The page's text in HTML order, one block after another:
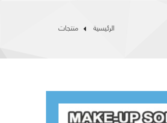
منتجات الرئيسية